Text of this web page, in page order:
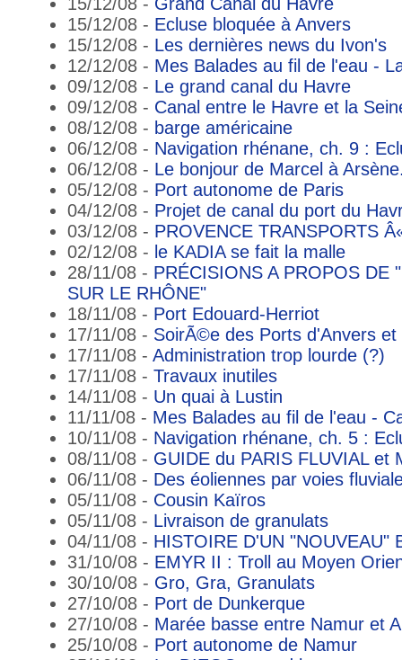
15/12/08 - Grand Canal du Havre
15/12/08 - Ecluse bloquée à Anvers
15/12/08 - Les dernières news du Ivon's
12/12/08 - Mes Balades au fil de l'eau -
09/12/08 - Le grand canal du Havre
09/12/08 - Canal entre le Havre et la
08/12/08 - barge américaine
06/12/08 - Navigation rhénane, ch. 9 :
06/12/08 - Le bonjour de Marcel à
05/12/08 - Port autonome de Paris
04/12/08 - Projet de canal du port du
03/12/08 - PROVENCE TRANSPORTS
02/12/08 - le KADIA se fait la malle
28/11/08 - PRÉCISIONS A PROPOS DE
SUR LE RHÔNE"
18/11/08 - Port Edouard-Herriot
17/11/08 - SoirÃ©e des Ports d'Anvers et
17/11/08 - Administration trop lourde (?)
17/11/08 - Travaux inutiles
14/11/08 - Un quai à Lustin
11/11/08 - Mes Balades au fil de l'eau -
10/11/08 - Navigation rhénane, ch. 5 :
08/11/08 - GUIDE du PARIS FLUVIAL et
06/11/08 - Des éoliennes par voies
05/11/08 - Cousin Kaïros
05/11/08 - Livraison de granulats
04/11/08 - HISTOIRE D'UN "NOUVEAU"
31/10/08 - EMYR II : Troll au Moyen
30/10/08 - Gro, Gra, Granulats
27/10/08 - Port de Dunkerque
27/10/08 - Marée basse entre Namur et
25/10/08 - Port autonome de Namur